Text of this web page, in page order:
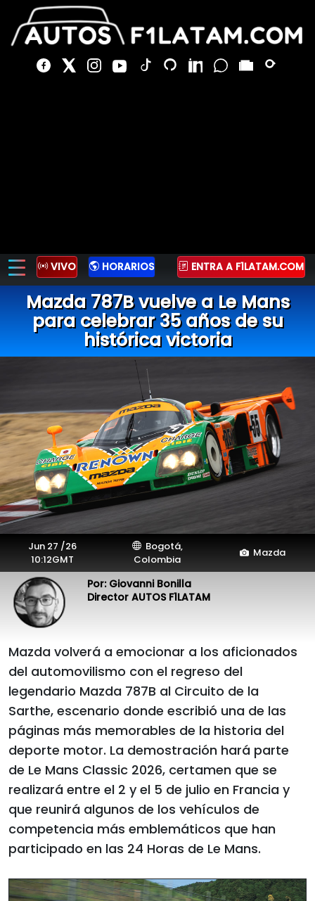
VIVO HORARIOS ENTRA A F1LATAM.COM
Mazda 787B vuelve a Le Mans
para celebrar 35 años de su
histórica victoria
Jun 27 /26
10:12GMT
Bogotá,
Colombia
Mazda
Por: Giovanni Bonilla
Director AUTOS F1LATAM
Mazda volverá a emocionar a los aficionados
del automovilismo con el regreso del
legendario Mazda 787B al Circuito de la
Sarthe, escenario donde escribió una de las
páginas más memorables de la historia del
deporte motor. La demostración hará parte
de Le Mans Classic 2026, certamen que se
realizará entre el 2 y el 5 de julio en Francia y
que reunirá algunos de los vehículos de
competencia más emblemáticos que han
participado en las 24 Horas de Le Mans.